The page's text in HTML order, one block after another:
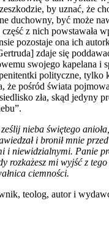
by uznać, że
duchowny, być może
z nich powstawała
pozostaje ona ich
zdaje się
swojego kapelana i
polityczne, tylko
że pośród świata
zła, skąd jedyny
nieba świętego
i bronił mnie
i niewidzialnymi. Panie
rozkażesz mi wyjść z
ciemności.
teolog, autor i